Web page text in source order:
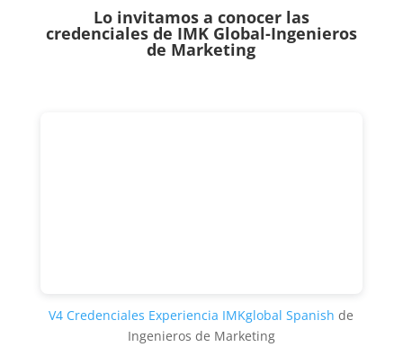
Lo invitamos a conocer las
credenciales de IMK Global-Ingenieros
de Marketing
V4 Credenciales Experiencia IMKglobal Spanish de
Ingenieros de Marketing